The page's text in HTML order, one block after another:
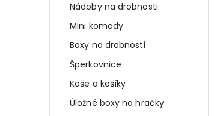
Nádoby na drobnosti
Mini komody
Boxy na drobnosti
Šperkovnice
Koše a košíky
Úložné boxy na hračky